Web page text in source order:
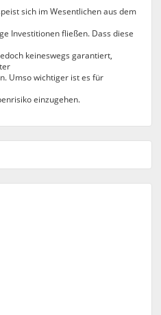
sich im Wesentlichen aus dem
Investitionen fließen. Dass diese
keineswegs garantiert,
Umso wichtiger ist es für
einzugehen.